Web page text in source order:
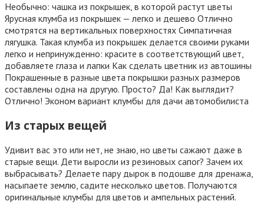
Необычно: чашка из покрышек, в которой растут цветы
Ярусная клумба из покрышек — легко и дешево Отлично
смотрятся на вертикальных поверхностях Симпатичная
лягушка. Такая клумба из покрышек делается своими руками
легко и непринужденно: красите в соответствующий цвет,
добавляете глаза и лапки Как сделать цветник из автошины
Покрашенные в разные цвета покрышки разных размеров
составлены одна на другую. Просто? Да! Как выглядит?
Отлично! Эконом вариант клумбы для дачи автомобилиста
Из старых вещей
Удивит вас это или нет, не знаю, но цветы сажают даже в
старые вещи. Дети выросли из резиновых сапог? Зачем их
выбрасывать? Делаете пару дырок в подошве для дренажа,
насыпаете землю, садите несколько цветов. Получаются
оригинальные клумбы для цветов и ампельных растений.